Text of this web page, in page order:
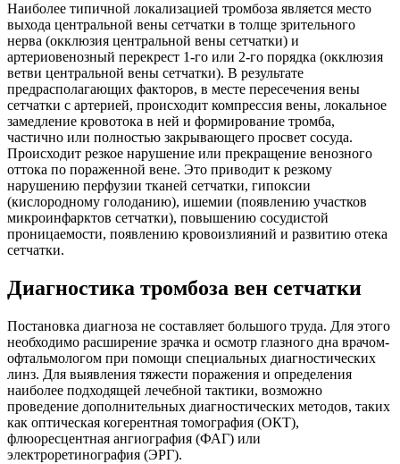
Наиболее типичной локализацией тромбоза является место
выхода центральной вены сетчатки в толще зрительного
нерва (окклюзия центральной вены сетчатки) и
артериовенозный перекрест 1-го или 2-го порядка (окклюзия
ветви центральной вены сетчатки). В результате
предрасполагающих факторов, в месте пересечения вены
сетчатки с артерией, происходит компрессия вены, локальное
замедление кровотока в ней и формирование тромба,
частично или полностью закрывающего просвет сосуда.
Происходит резкое нарушение или прекращение венозного
оттока по пораженной вене. Это приводит к резкому
нарушению перфузии тканей сетчатки, гипоксии
(кислородному голоданию), ишемии (появлению участков
микроинфарктов сетчатки), повышению сосудистой
проницаемости, появлению кровоизлияний и развитию отека
сетчатки.
Диагностика тромбоза вен сетчатки
Постановка диагноза не составляет большого труда. Для этого
необходимо расширение зрачка и осмотр глазного дна врачом-
офтальмологом при помощи специальных диагностических
линз. Для выявления тяжести поражения и определения
наиболее подходящей лечебной тактики, возможно
проведение дополнительных диагностических методов, таких
как оптическая когерентная томография (ОКТ),
флюоресцентная ангиография (ФАГ) или
электроретинография (ЭРГ).